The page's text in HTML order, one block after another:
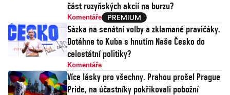
část ruzyňských akcií na burzu?
Komentáře
Sázka na senátní volby a zklamané pravičáky.
Dotáhne to Kuba s hnutím Naše Česko do
celostátní politiky?
Komentáře
Více lásky pro všechny. Prahou prošel Prague
Pride, na účastníky pokřikovali pobožní